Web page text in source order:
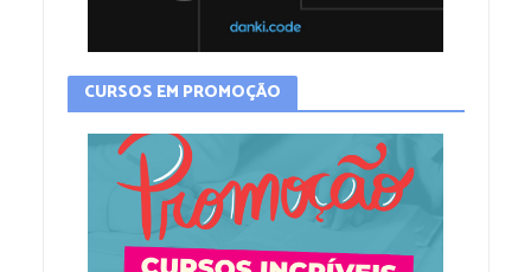
CURSOS EM PROMOÇÃO